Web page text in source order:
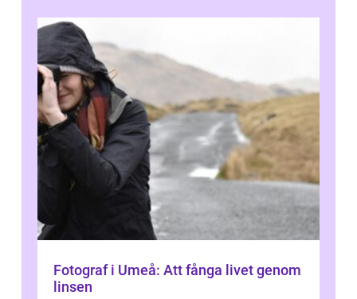
Fotograf i Umeå: Att fånga livet genom
linsen